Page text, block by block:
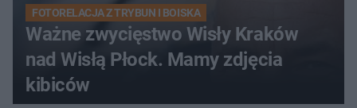
FOTORELACJA Z TRYBUN I BOISKA
Ważne zwycięstwo Wisły Kraków
nad Wisłą Płock. Mamy zdjęcia
kibiców